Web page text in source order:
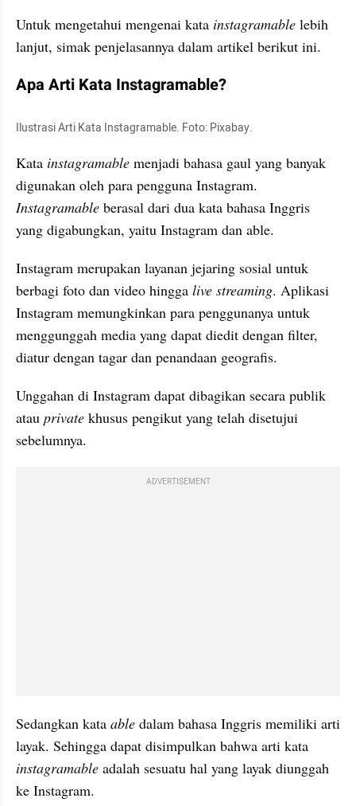
Untuk mengetahui mengenai kata instagramable lebih
lanjut, simak penjelasannya dalam artikel berikut ini.
Apa Arti Kata Instagramable?
Ilustrasi Arti Kata Instagramable. Foto: Pixabay.
Kata instagramable menjadi bahasa gaul yang banyak
Instagramable berasal dari dua kata bahasa Inggris
yang digabungkan, yaitu Instagram dan able.
Instagram merupakan layanan jejaring sosial untuk
berbagi foto dan video hingga live streaming. Aplikasi
Instagram memungkinkan para penggunanya untuk
menggunggah media yang dapat diedit dengan filter,
diatur dengan tagar dan penandaan geografis.
Unggahan di Instagram dapat dibagikan secara publik
atau private khusus pengikut yang telah disetujui
sebelumnya.
ADVERTISEMENT
Sedangkan kata able dalam bahasa Inggris memiliki arti
instagramable adalah sesuatu hal yang layak diunggah
ke Instagram.